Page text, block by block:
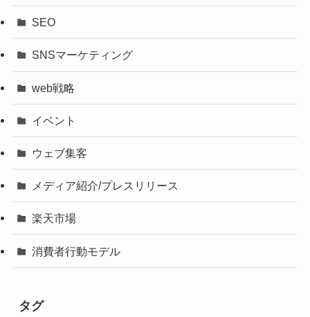
SEO
SNSマーケティング
web戦略
イベント
ウェブ集客
メディア紹介/プレスリリース
楽天市場
消費者行動モデル
タグ